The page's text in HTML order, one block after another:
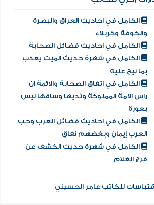
الكامل في احاديث العراق والبصرة
والكوفة وكربلاء
الكامل في احاديث فضائل الصحابة
الكامل في شهرة حديث الميت يعذب
بما نيح عليه
الكامل في اتفاق الصحابة والائمة ان
راس الامة المملوكة وثديها وساقها ليس
بعورة
الكامل في احاديث فضائل العرب وحب
العرب إيمان وبغضهم نفاق
الكامل في شهرة حديث الكشف عن
فرج الغلام
للكاتب عامر الحسيني